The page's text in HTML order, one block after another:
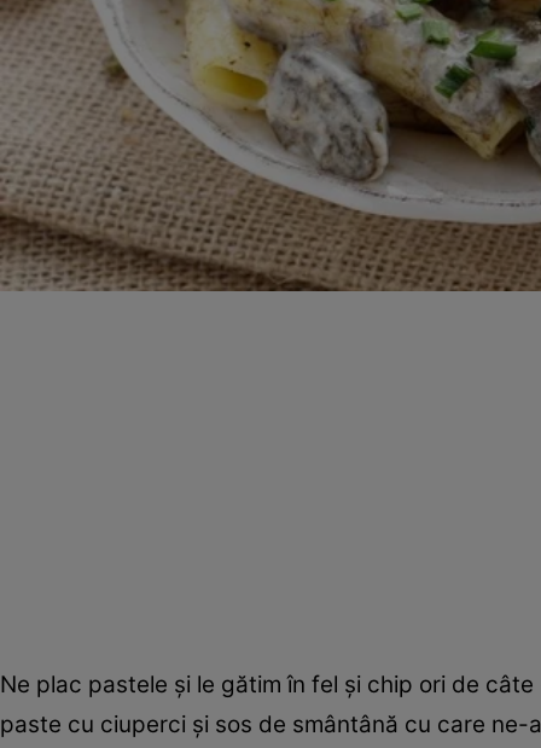
Ne plac pastele şi le gătim în fel şi chip ori de
paste cu ciuperci şi sos de smântână cu care